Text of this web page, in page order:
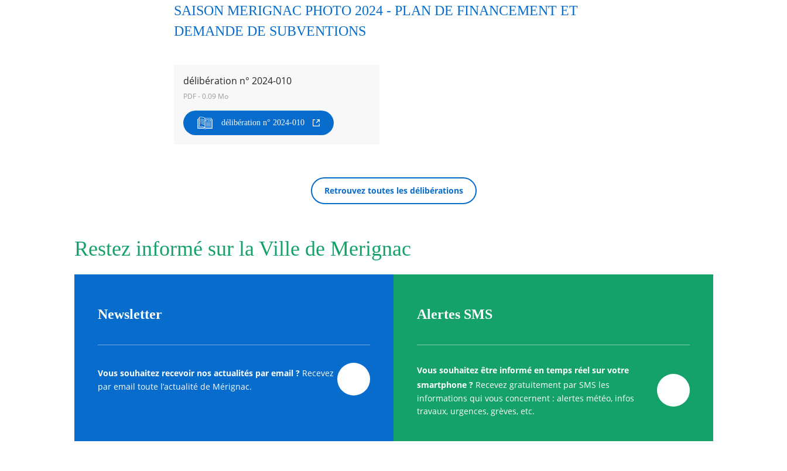
SAISON MERIGNAC PHOTO 2024 - PLAN DE FINANCEMENT ET
DEMANDE DE SUBVENTIONS
délibération n° 2024-010
PDF - 0.09 Mo
délibération n° 2024-010
Retrouvez toutes les délibérations
Restez informé sur la Ville de Merignac
Newsletter
Vous souhaitez recevoir nos actualités par email ?Recevez
par email toute l’actualité de Mérignac.
Alertes SMS
Vous souhaitez être informé en temps réel sur votre
smartphone ? Recevez gratuitement par SMS les
informations qui vous concernent : alertes météo, infos
travaux, urgences, grèves, etc.